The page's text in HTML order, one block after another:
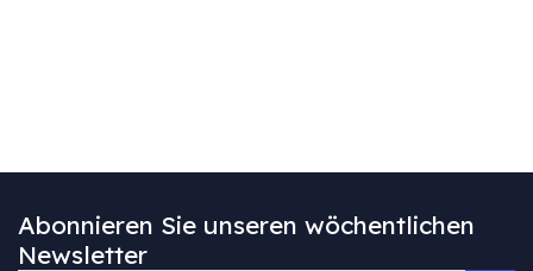
Abonnieren Sie unseren wöchentlichen
Newsletter